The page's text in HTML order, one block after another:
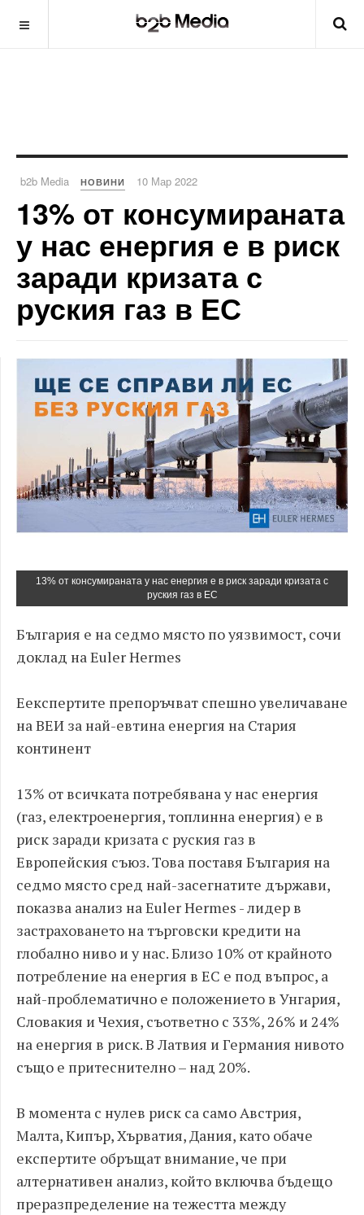
b2b Media НОВИНИ 10 Мар 2022
13% от консумираната
у нас енергия е в риск
заради кризата с
руския газ в ЕС
13% от консумираната у нас енергия е в риск заради кризата с
руския газ в ЕС
България е на седмо място по уязвимост, сочи
доклад на Euler Hermes
Eекспертите препоръчват спешно увеличаване
на ВЕИ за най-евтина енергия на Стария
континент
13% от всичката потребявана у нас енергия
(газ, електроенергия, топлинна енергия) е в
риск заради кризата с руския газ в
Европейския съюз. Това поставя България на
седмо място сред най-засегнатите държави,
показва анализ на Euler Hermes - лидер в
застраховането на търговски кредити на
глобално ниво и у нас. Близо 10% от крайното
потребление на енергия в ЕС е под въпрос, а
най-проблематично е положението в Унгария,
Словакия и Чехия, съответно с 33%, 26% и 24%
на енергия в риск. В Латвия и Германия нивото
също e притеснително – над 20%.
В момента с нулев риск са само Австрия,
Малта, Кипър, Хърватия, Дания, като обаче
експертите обръщат внимание, че при
алтернативен анализ, който включва бъдещо
преразпределение на тежестта между